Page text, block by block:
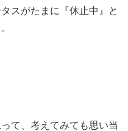
スがたまに『休止中』と
て、考えてみても思い当